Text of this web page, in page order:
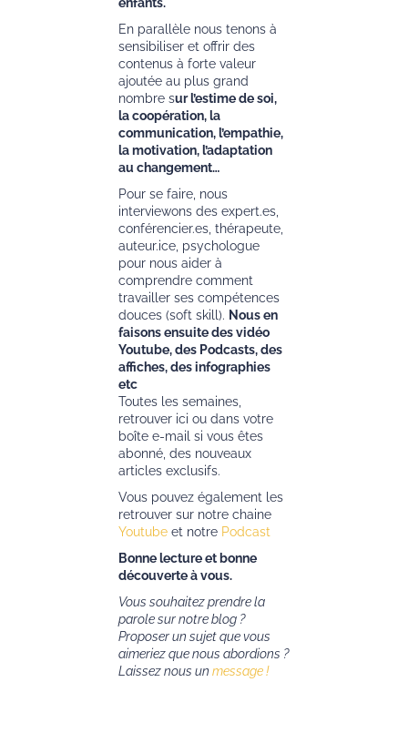
En parallèle nous tenons à
sensibiliser et offrir des
contenus à forte valeur
ajoutée au plus grand
nombre sur l’estime de soi,
la coopération, la
communication, l’empathie,
la motivation, l’adaptation
au changement…
Pour se faire, nous
interviewons des expert.es,
conférencier.es, thérapeute,
auteur.ice, psychologue
pour nous aider à
comprendre comment
travailler ses compétences
douces (soft skill). Nous en
faisons ensuite des vidéo
Youtube, des Podcasts, des
affiches, des infographies
etc
Toutes les semaines,
retrouver ici ou dans votre
boîte e-mail si vous êtes
abonné, des nouveaux
articles exclusifs.
Vous pouvez également les
retrouver sur notre chaine
Youtube et notre Podcast
Bonne lecture et bonne
découverte à vous.
Vous souhaitez prendre la
parole sur notre blog ?
Proposer un sujet que vous
aimeriez que nous abordions ?
Laissez nous un message !